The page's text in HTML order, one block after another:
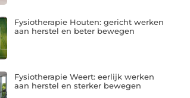
Fysiotherapie Houten: gericht werken
aan herstel en beter bewegen
Fysiotherapie Weert: eerlijk werken
aan herstel en sterker bewegen